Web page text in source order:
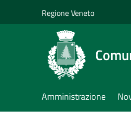
Regione Veneto
Amministrazione